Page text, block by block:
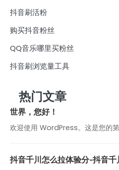
抖音刷活粉
购买抖音粉丝
QQ音乐哪里买粉丝
抖音刷浏览量工具
热门文章
世界，您好！
欢迎使用 WordPress。这是您的
抖音千川怎么拉体验分-抖音